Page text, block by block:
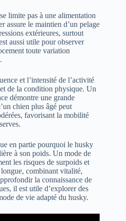
limite pas à une alimentation
assure le maintien d’un pelage
extérieures, surtout
aussi utile pour observer
toute variation
et l’intensité de l’activité
de la condition physique. Un
démontre une grande
chien plus âgé peut
favorisant la mobilité
en partie pourquoi le husky
à son poids. Un mode de
les risques de surpoids et
combinant vitalité,
la connaissance de
il est utile d’explorer des
de vie adapté du husky.